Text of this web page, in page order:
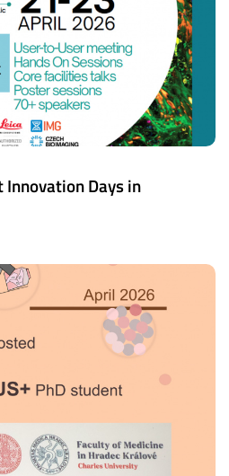
Innovation Days in